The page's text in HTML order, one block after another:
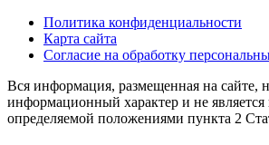
Политика конфиденциальности
Карта сайта
Согласие на обработку
Вся информация, размещенная на сайте,
информационный характер и не
определяемой положениями пункта 2